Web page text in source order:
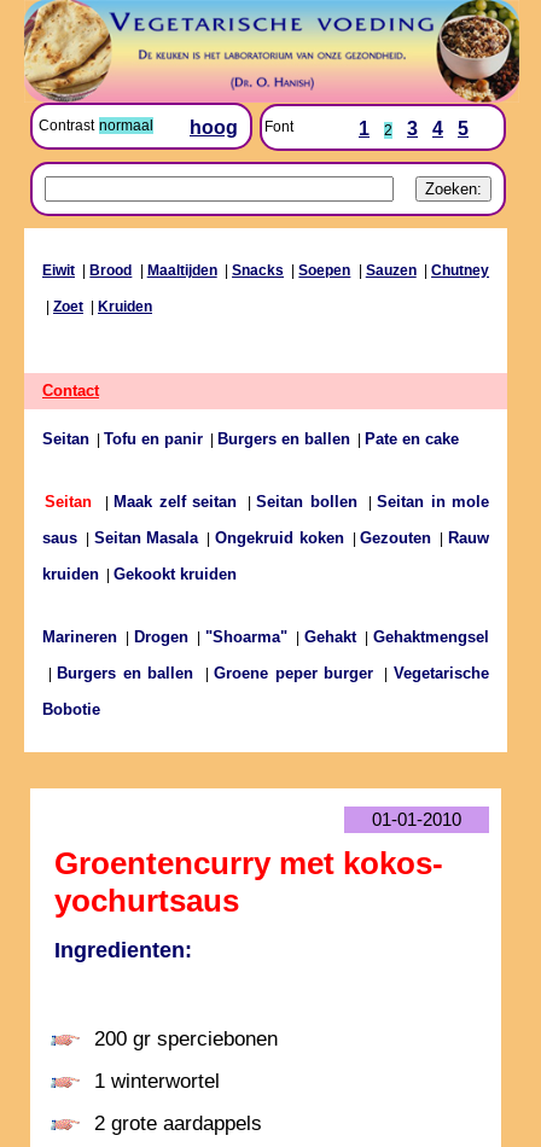
Contrast normaal hoog Font 1 2 3 4 5
Eiwit Brood Maaltijden|Snacks |Soepen Sauzen|Chutney
Zoet Kruiden
Contact
Seitan Tofu en panir Burgers en ballen Pate en cake
Seitan Maak zelf seitan |Seitan bollen|Seitan in mole
saus
Seitan Masala|Ongekruid koken|Gezouten
Rauw
kruiden
Gekookt kruiden
Marineren Drogen "Shoarma" Gehakt|Gehaktmengsel
Burgers en ballen |Groene peper burger |Vegetarische
Bobotie
01-01-2010
Groentencurry met kokos-
yochurtsaus
Ingredienten:
200 gr sperciebonen
1 winterwortel
2 grote aardappels